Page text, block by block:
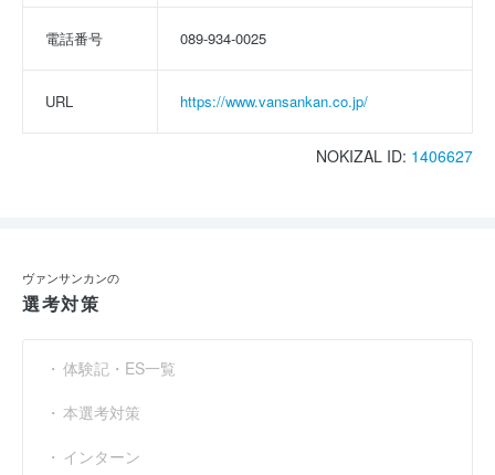
電話番号 089-934-0025
URL https://www.vansankan.co.jp/
NOKIZAL ID: 1406627
ヴァンサンカンの
選考対策
体験記・ES一覧
本選考対策
インターン